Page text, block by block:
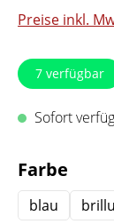
Preise inkl.
7 verfügbar
Sofort
Farbe
blau